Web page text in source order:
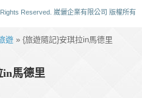
Reserved. 崴儷企業有限公司 版權所有
遊 » {旅遊隨記}安琪拉in馬德里
in馬德里